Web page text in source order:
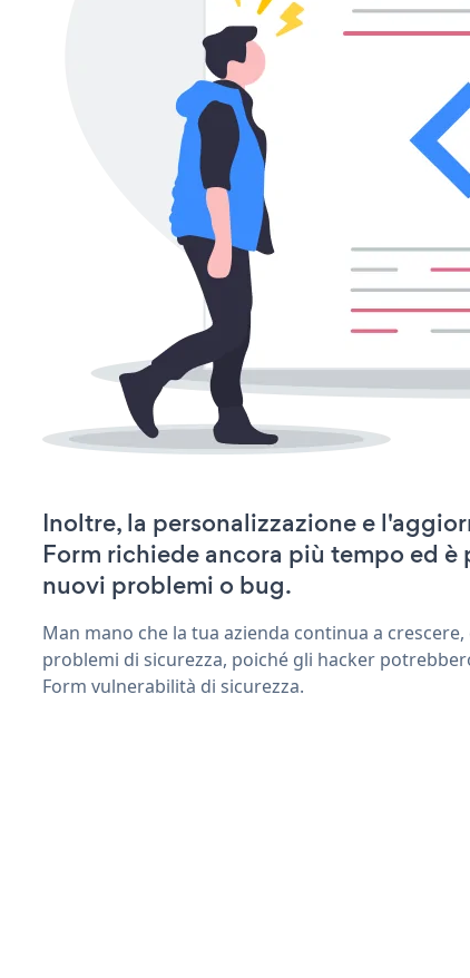
Inoltre, la personalizzazione e
Form richiede ancora più tempo ed è
nuovi problemi o bug.
Man mano che la tua azienda continua a
problemi di sicurezza, poiché gli hacker
Form vulnerabilità di sicurezza.